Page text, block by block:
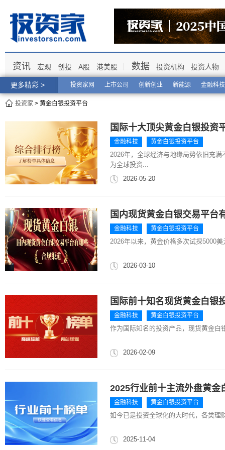
更多精彩 > 投资家网 上市公司 创新创业 新能源 金融科技
资讯 宏观 创投 A股 港美股 数据 投资机构 投资人物
投资家 > 黄金白银投资平台
国际十大顶尖黄金白银投资
金融科技 黄金白银投资平台
2026年，全球经济与地缘局势依旧充
为全球投资...
2026-05-20
国内现货黄金白银交易平台
金融科技 黄金白银投资平台
2026年以来，黄金价格多次试探5000
2026-03-10
国际前十知名现货黄金白银
金融科技 黄金白银投资平台
作为国际知名的投资产品，现货黄金白
2026-02-09
2025行业前十主流外盘黄金
金融科技 黄金白银投资平台
如今已是投资全球化的大时代，各类理
2025-11-04